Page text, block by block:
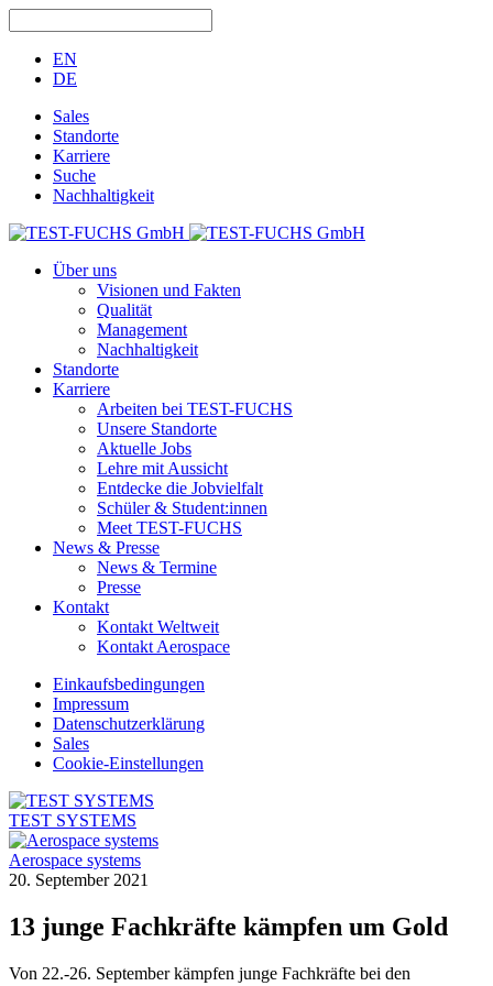
EN
DE
Sales
Standorte
Karriere
Suche
Nachhaltigkeit
Über uns
Visionen und Fakten
Qualität
Management
Nachhaltigkeit
Standorte
Karriere
Arbeiten bei TEST-FUCHS
Unsere Standorte
Aktuelle Jobs
Lehre mit Aussicht
Entdecke die Jobvielfalt
Schüler & Student:innen
Meet TEST-FUCHS
News & Presse
News & Termine
Presse
Kontakt
Kontakt Weltweit
Kontakt Aerospace
Einkaufsbedingungen
Impressum
Datenschutzerklärung
Sales
Cookie-Einstellungen
TEST SYSTEMS
Aerospace systems
20. September 2021
13 junge Fachkräfte kämpfen um Gold
Von 22.-26. September kämpfen junge Fachkräfte bei den